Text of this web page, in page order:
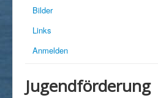
Bilder
Links
Anmelden
Jugendförderung